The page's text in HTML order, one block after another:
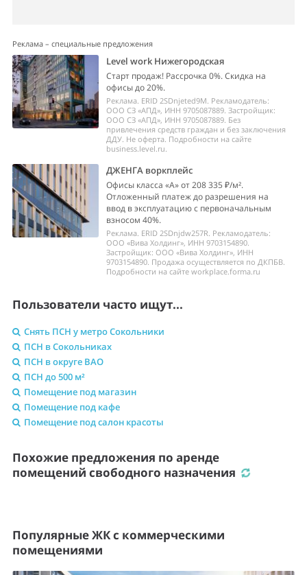
Реклама – специальные предложения
Level work Нижегородская
Старт продаж! Рассрочка 0%. Скидка на
офисы до 20%.
Реклама. ERID 2SDnjeted9M. Рекламодатель:
ООО СЗ «АПД», ИНН 9705087889. Застройщик:
ООО СЗ «АПД», ИНН 9705087889. Без
привлечения средств граждан и без заключения
ДДУ. Не оферта. Подробности на сайте
business.level.ru.
ДЖЕНГА воркплейс
Офисы класса «А» от 208 335 ₽/м².
Отложенный платеж до разрешения на
ввод в эксплуатацию с первоначальным
взносом 40%.
Реклама. ERID 2SDnjdw257R. Рекламодатель:
ООО «Вива Холдинг», ИНН 9703154890.
Застройщик: ООО «Вива Холдинг», ИНН
9703154890. Продажа осуществляется по ДКПБВ.
Подробности на сайте workplace.forma.ru
Пользователи часто ищут...
Снять ПСН у метро Сокольники
ПСН в Сокольниках
ПСН в округе ВАО
ПСН до 500 м²
Помещение под магазин
Помещение под кафе
Помещение под салон красоты
Похожие предложения по аренде
помещений свободного назначения
Популярные ЖК с коммерческими
помещениями